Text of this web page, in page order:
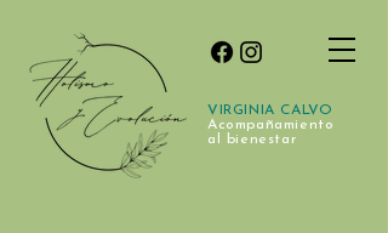
VIRGINIA CALVO
Acompañamiento
al bienestar